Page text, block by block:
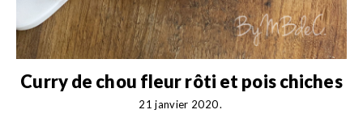
Curry de chou fleur rôti et pois chiches
21 janvier 2020